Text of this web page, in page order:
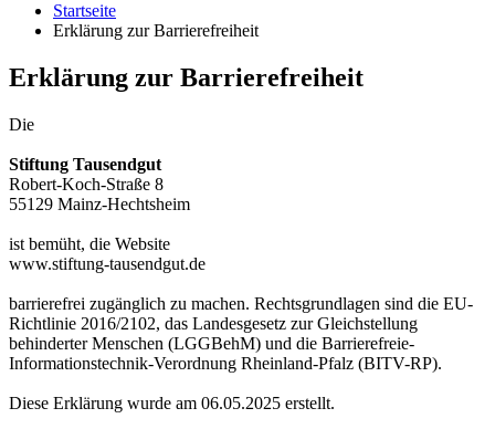
Startseite
Erklärung zur Barrierefreiheit
Erklärung zur Barrierefreiheit
Die
Stiftung Tausendgut
Robert-Koch-Straße 8
55129 Mainz-Hechtsheim
ist bemüht, die Website
www.stiftung-tausendgut.de
barrierefrei zugänglich zu machen. Rechtsgrundlagen sind die EU-
Richtlinie 2016/2102, das Landesgesetz zur Gleichstellung
behinderter Menschen (LGGBehM) und die Barrierefreie-
Informationstechnik-Verordnung Rheinland-Pfalz (BITV-RP).
Diese Erklärung wurde am 06.05.2025 erstellt.